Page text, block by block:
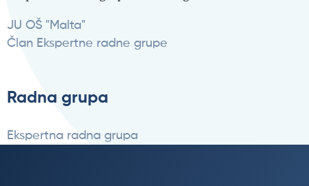
JU OŠ "Malta"
Član Ekspertne radne grupe
Radna grupa
Ekspertna radna grupa